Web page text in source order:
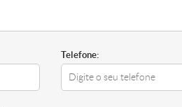
Telefone: